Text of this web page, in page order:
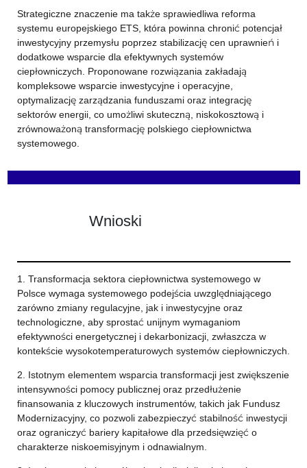
Strategiczne znaczenie ma także sprawiedliwa reforma
systemu europejskiego ETS, która powinna chronić potencjał
inwestycyjny przemysłu poprzez stabilizację cen uprawnień i
dodatkowe wsparcie dla efektywnych systemów
ciepłowniczych. Proponowane rozwiązania zakładają
kompleksowe wsparcie inwestycyjne i operacyjne,
optymalizację zarządzania funduszami oraz integrację
sektorów energii, co umożliwi skuteczną, niskokosztową i
zrównoważoną transformację polskiego ciepłownictwa
systemowego.
Wnioski
1. Transformacja sektora ciepłownictwa systemowego w
Polsce wymaga systemowego podejścia uwzględniającego
zarówno zmiany regulacyjne, jak i inwestycyjne oraz
technologiczne, aby sprostać unijnym wymaganiom
efektywności energetycznej i dekarbonizacji, zwłaszcza w
kontekście wysokotemperaturowych systemów ciepłowniczych.
2. Istotnym elementem wsparcia transformacji jest zwiększenie
intensywności pomocy publicznej oraz przedłużenie
finansowania z kluczowych instrumentów, takich jak Fundusz
Modernizacyjny, co pozwoli zabezpieczyć stabilność inwestycji
oraz ograniczyć bariery kapitałowe dla przedsięwzięć o
charakterze niskoemisyjnym i odnawialnym.